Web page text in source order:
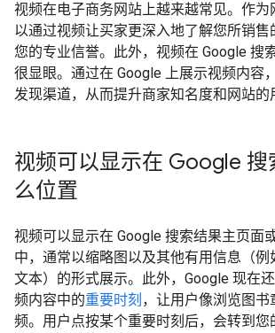
视频在电子商务网站上越来越常见。作为
以通过视频让买家更深入地了解您所销售
您的专业信誉。此外，视频在 Google 搜
很显眼。通过在 Google 上展示视频内容
发现渠道，从而提升商家知名度和网站的
视频可以显示在 Google 搜
么位置
视频可以显示在 Google 搜索结果主页面
中，通常以缩略图以及其他有用信息（
文本）的形式展示。此外，Google 现在
频内容中的重要时刻 ，让用户像浏览图
频。用户点按某个重要时刻后，会转到您